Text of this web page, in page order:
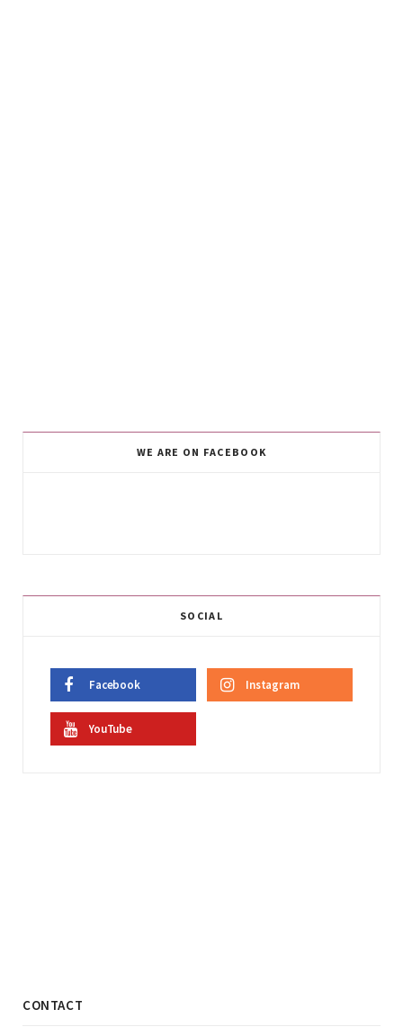
WE ARE ON FACEBOOK
SOCIAL
Facebook Instagram
YouTube
CONTACT